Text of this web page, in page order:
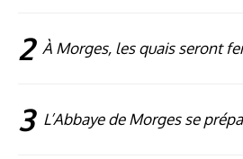
2 À Morges, les quais seront
3 L’Abbaye de Morges se